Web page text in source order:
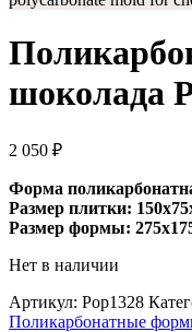
шоколада
2 050 ₽
Форма
Размер плитки:
Размер формы:
Нет в наличии
Артикул: Pop1328
Поликарбонатные